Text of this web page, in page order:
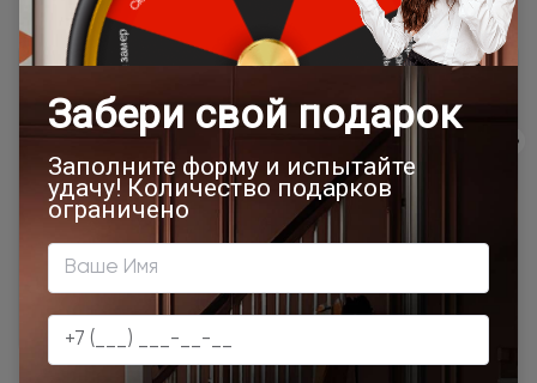
Товар относится к категориям:
500x1900 Межкомнатные двери 55х190 см
Двери модерн
Стильные современные межкомнатные двери
600x2000 700x1900 700x2000 900x2000
800х1950 800x2000 900x2200 600x1950
1000x2100 800x2400
Двери межкомнатные 1000х2000 мм 900x1900
800x2100
800x2200